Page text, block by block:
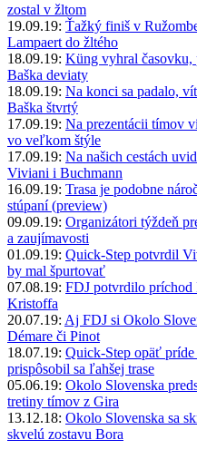
zostal v žltom
19.09.19: Ťažký finiš v
Lampaert do žltého
18.09.19: Küng vyhral časovku,
Baška deviaty
18.09.19: Na konci sa padalo,
Baška štvrtý
17.09.19: Na prezentácii tímov
vo veľkom štýle
17.09.19: Na našich cestách
Viviani i Buchmann
16.09.19: Trasa je podobne
stúpaní (preview)
09.09.19: Organizátori týždeň
a zaujímavosti
01.09.19: Quick-Step potvrdil
by mal špurtovať
07.08.19: FDJ potvrdilo príchod
Kristoffa
20.07.19: Aj FDJ si Okolo
Démare či Pinot
18.07.19: Quick-Step opäť
prispôsobil sa ľahšej trase
05.06.19: Okolo Slovenska
tretiny tímov z Gira
13.12.18: Okolo Slovenska sa
skvelú zostavu Bora